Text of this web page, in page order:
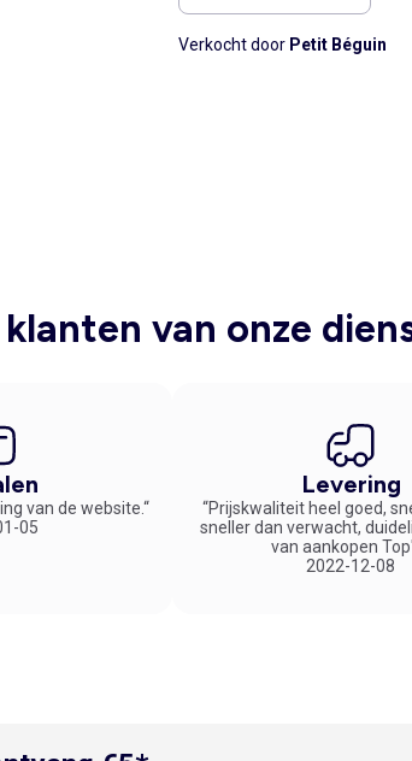
Verkocht door Petit Béguin
van onze
van de website.“
05
Levering
“Prijskwaliteit heel goed,
sneller dan verwacht,
van aankopen
2022-12-08